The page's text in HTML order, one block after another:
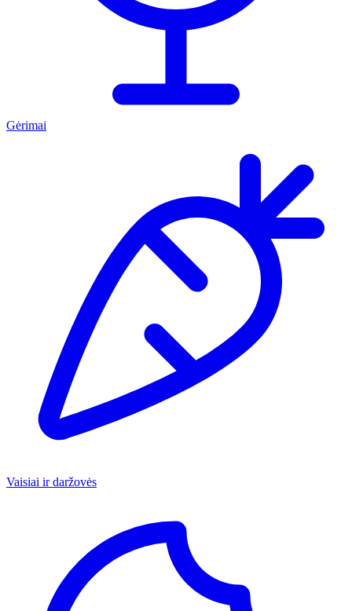
Gėrimai
Vaisiai ir daržovės